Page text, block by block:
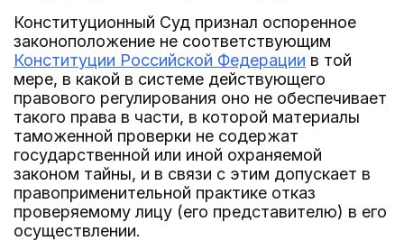
Конституционный Суд признал оспоренное
законоположение не соответствующим
Конституции Российской Федерации в той
мере, в какой в системе действующего
правового регулирования оно не обеспечивает
такого права в части, в которой материалы
таможенной проверки не содержат
государственной или иной охраняемой
законом тайны, и в связи с этим допускает в
правоприменительной практике отказ
проверяемому лицу (его представителю) в его
осуществлении.